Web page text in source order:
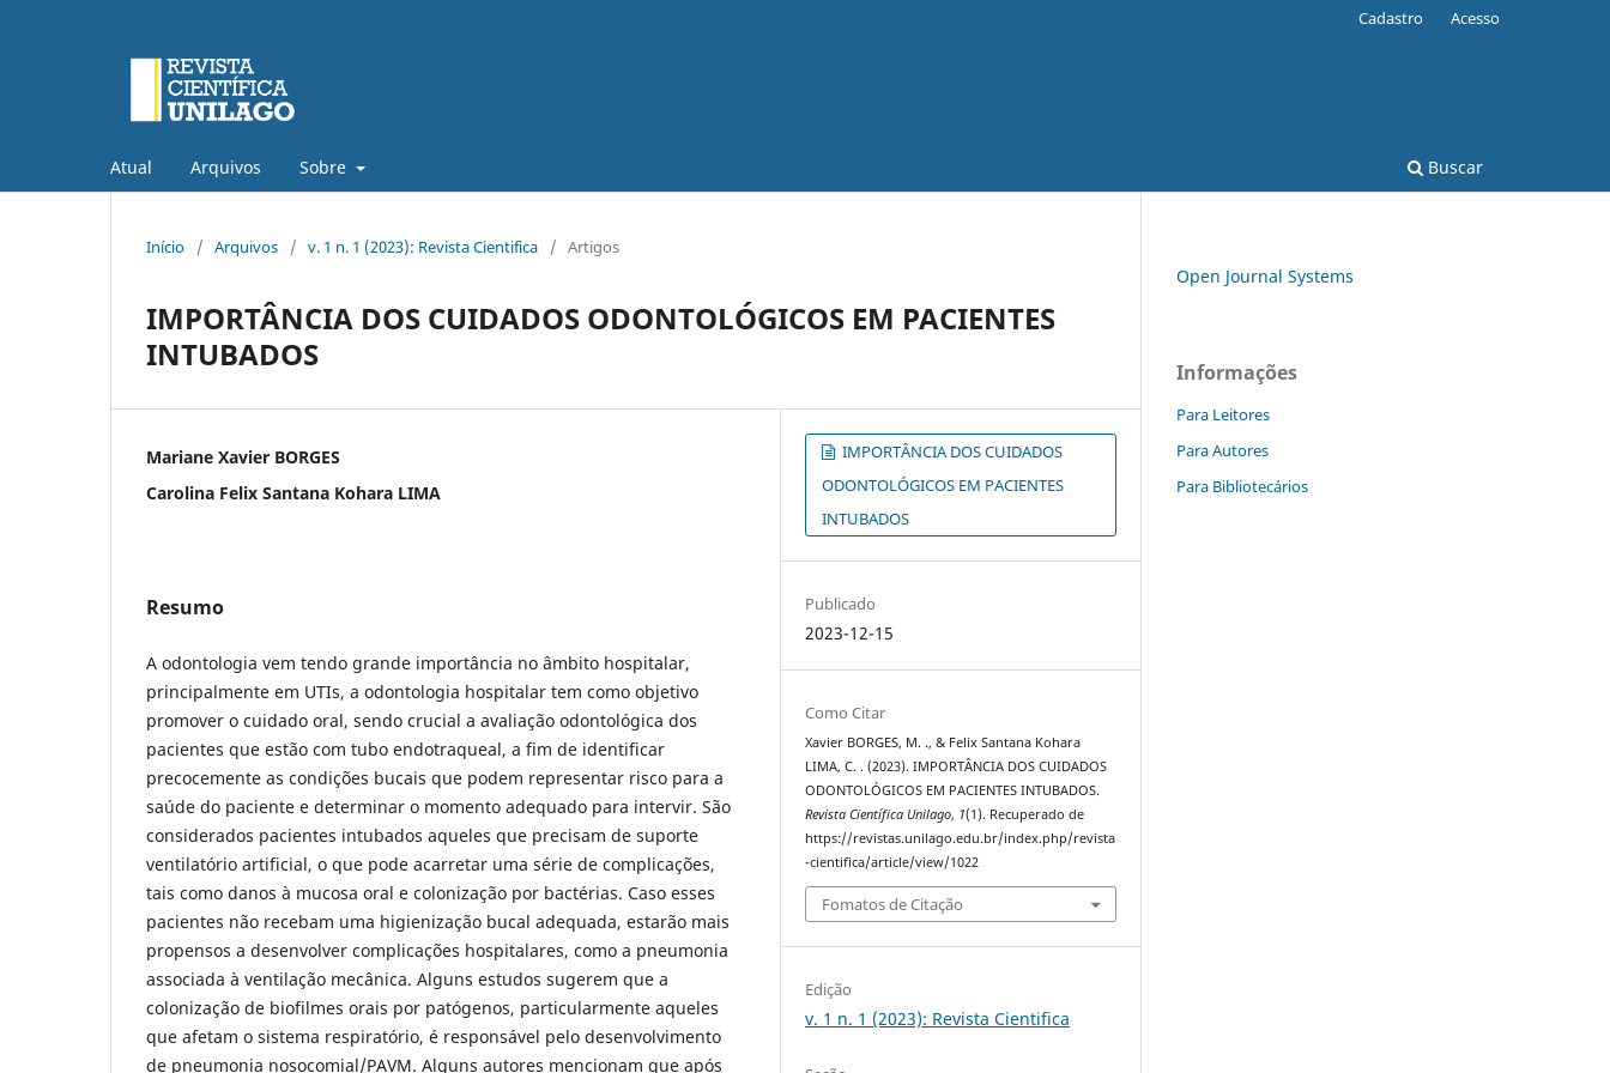
Atual Arquivos Sobre Buscar
Cadastro Acesso
Início / Arquivos / v. 1 n. 1 (2023): Revista Cientifica / Artigos
IMPORTÂNCIA DOS CUIDADOS ODONTOLÓGICOS EM PACIENTES
INTUBADOS
Mariane Xavier BORGES
Carolina Felix Santana Kohara LIMA
Resumo
A odontologia vem tendo grande importância no âmbito hospitalar,
principalmente em UTIs, a odontologia hospitalar tem como objetivo
promover o cuidado oral, sendo crucial a avaliação odontológica dos
pacientes que estão com tubo endotraqueal, a fim de identificar
precocemente as condições bucais que podem representar risco para a
saúde do paciente e determinar o momento adequado para intervir. São
considerados pacientes intubados aqueles que precisam de suporte
ventilatório artificial, o que pode acarretar uma série de complicações,
tais como danos à mucosa oral e colonização por bactérias. Caso esses
pacientes não recebam uma higienização bucal adequada, estarão mais
propensos a desenvolver complicações hospitalares, como a pneumonia
associada à ventilação mecânica. Alguns estudos sugerem que a
colonização de biofilmes orais por patógenos, particularmente aqueles
que afetam o sistema respiratório, é responsável pelo desenvolvimento
de pneumonia nosocomial/PAVM. Alguns autores mencionam que após
IMPORTÂNCIA DOS CUIDADOS
ODONTOLÓGICOS EM PACIENTES
INTUBADOS
Publicado
2023-12-15
Como Citar
Xavier BORGES, M. ., & Felix Santana Kohara
LIMA, C. . (2023). IMPORTÂNCIA DOS CUIDADOS
ODONTOLÓGICOS EM PACIENTES INTUBADOS.
Revista Científica Unilago, 1(1). Recuperado de
https://revistas.unilago.edu.br/index.php/revista
-cientifica/article/view/1022
Fomatos de Citação
Edição
v. 1 n. 1 (2023): Revista Cientifica
Open Journal Systems
Informações
Para Leitores
Para Autores
Para Bibliotecários